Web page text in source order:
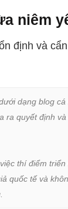
niêm
định và
dạng blog
ra quyết định
thí điểm
quốc tế và